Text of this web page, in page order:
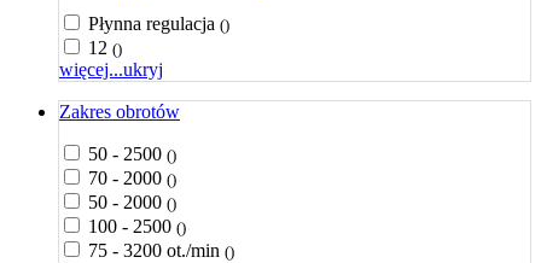
Płynna regulacja ()
12 ()
więcej...ukryj
Zakres obrotów
50 - 2500 ()
70 - 2000 ()
50 - 2000 ()
100 - 2500 ()
75 - 3200 ot./min ()